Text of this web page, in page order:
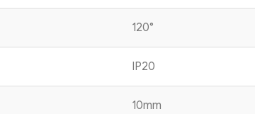
120°
IP20
10mm